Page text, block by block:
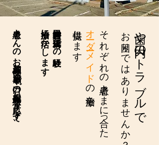
適切な治療をご提案します
患者さんのお悩みや口の状態に応じて、 治療に活かします歯科口腔外科や矯正科での経験 提供しますオーダーメイド
の治療を それぞれの患者さまに合ったお困りではありませんか？歯や口内の​トラブルで